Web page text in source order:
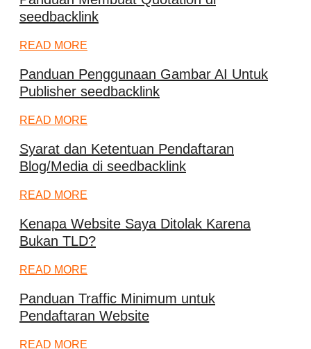
seedbacklink
READ MORE
Panduan Penggunaan Gambar AI Untuk
Publisher seedbacklink
READ MORE
Syarat dan Ketentuan Pendaftaran
Blog/Media di seedbacklink
READ MORE
Kenapa Website Saya Ditolak Karena
Bukan TLD?
READ MORE
Panduan Traffic Minimum untuk
Pendaftaran Website
READ MORE